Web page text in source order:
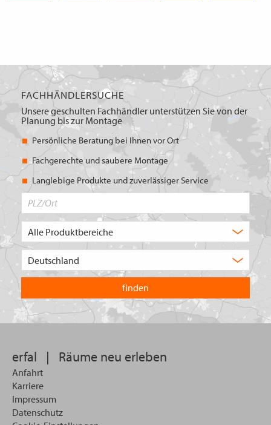
FACHHÄNDLERSUCHE
Unsere geschulten Fachhändler unterstützen Sie von der
Planung bis zur Montage
Persönliche Beratung bei Ihnen vor Ort
Fachgerechte und saubere Montage
Langlebige Produkte und zuverlässiger Service
in
welchem
Land
Sie
suchen
erfal | Räume neu erleben
Anfahrt
Karriere
Impressum
Datenschutz